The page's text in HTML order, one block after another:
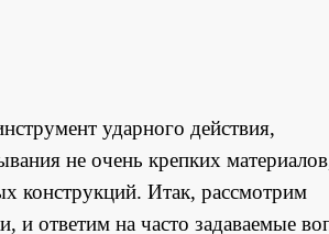
ударного действия,
не очень крепких
конструкций. Итак, рассмотрим
ответим на часто задаваемые